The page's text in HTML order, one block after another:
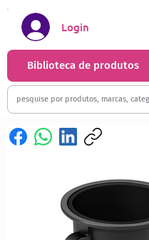
Biblioteca de produtos
Login